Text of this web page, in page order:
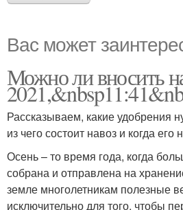
Вас может
Можно ли вносить
Рассказываем, какие удобрения
из чего состоит навоз и когда
Осень – то время года, когда
собрана и отправлена на
земле многолетникам полезные
исключительно для того, чтобы